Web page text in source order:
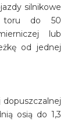
silnikowe
toru do 50
lub
od jednej
osią do 1,3